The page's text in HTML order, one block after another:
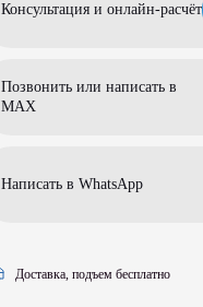
Консультация и онлайн-расчёт
Позвонить или написать в
МАХ
Написать в WhatsApp
Доставка, подъем бесплатно